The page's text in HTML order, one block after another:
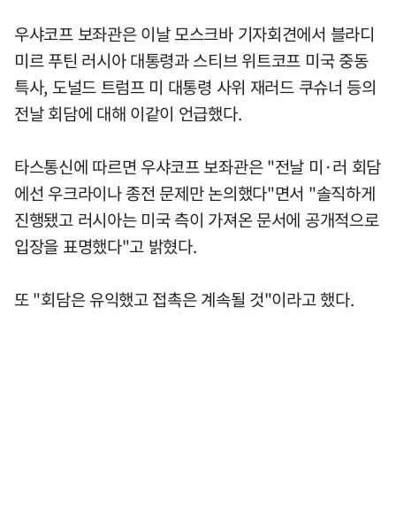
우샤코프 보좌관은 이날 모스크바 기자회견에서 블라디
미르 푸틴 러시아 대통령과 스티브 위트코프 미국 중동
특사, 도널드 트럼프 미 대통령 사위 재러드 쿠슈너 등의
전날 회담에 대해 이같이 언급했다.
타스통신에 따르면 우샤코프 보좌관은 "전날 미·러 회담
에선 우크라이나 종전 문제만 논의했다"면서 "솔직하게
진행됐고 러시아는 미국 측이 가져온 문서에 공개적으로
입장을 표명했다"고 밝혔다.
또 "회담은 유익했고 접촉은 계속될 것"이라고 했다.